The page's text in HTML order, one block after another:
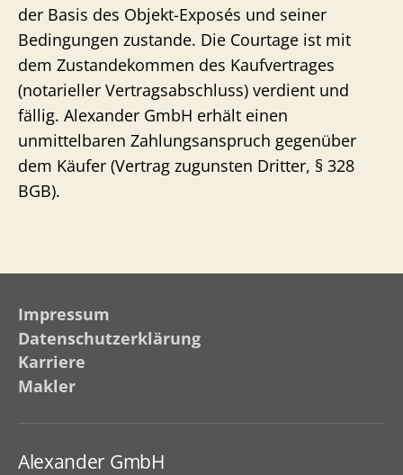
der Basis des Objekt-Exposés und seiner
Bedingungen zustande. Die Courtage ist mit
dem Zustandekommen des Kaufvertrages
(notarieller Vertragsabschluss) verdient und
fällig. Alexander GmbH erhält einen
unmittelbaren Zahlungsanspruch gegenüber
dem Käufer (Vertrag zugunsten Dritter, § 328
BGB).
Impressum
Datenschutzerklärung
Karriere
Makler
Alexander GmbH